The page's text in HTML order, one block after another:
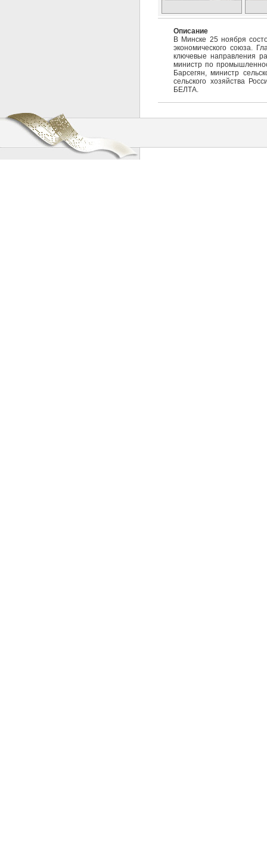
Описание
В Минске 25 ноября
экономического союза.
ключевые направления
министр по
Барсегян, министр
сельского хозяйства
БЕЛТА.